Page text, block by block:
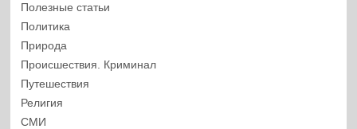
Полезные статьи
Политика
Природа
Происшествия. Криминал
Путешествия
Религия
СМИ